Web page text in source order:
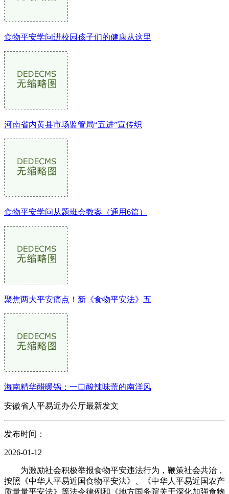
食物平安学问进校园孩子们的健康从这里
河南省内黄县市场监管局“五进”宣传织
食物平安学问从题班会教案（通用6篇）
聚焦两大平安痛点！新《食物平安法》五
海南精华醋暖锅：一口酸辣味蕾的南洋风
安徽省人平易近办公厅最新发文
发布时间：
2026-01-12
为激励社会积极举报食物平安违法行为，鞭策社会共治，
按照《中华人平易近国食物平安法》、《中华人平易近国农产
质量量平安法》等法令律例和《地方国务院关于深化加强食物